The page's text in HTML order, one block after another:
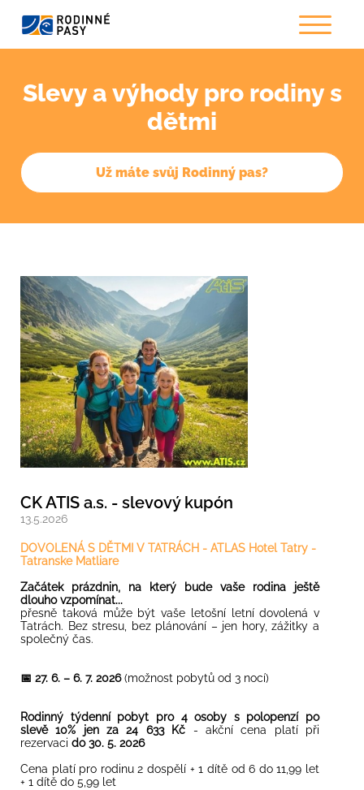
Slevy a výhody pro rodiny s
dětmi
Už máte svůj Rodinný pas?
CK ATIS a.s. - slevový kupón
13.5.2026
DOVOLENÁ S DĚTMI V TATRÁCH - ATLAS Hotel Tatry -
Tatranske Matliare
Začátek prázdnin, na který bude vaše rodina ještě
dlouho vzpomínat...
přesně taková může být vaše letošní letní dovolená v
Tatrách. Bez stresu, bez plánování – jen hory, zážitky a
společný čas.
📅 27. 6. – 6. 7. 2026(možnost pobytů od 3 nocí)
Rodinný týdenní pobyt pro 4 osoby s polopenzí po
slevě 10% jen za 24 633 Kč - akční cena platí při
rezervaci do 30. 5. 2026
Cena platí pro rodinu 2 dospělí + 1 dítě od 6 do 11,99 let
+ 1 dítě do 5,99 let